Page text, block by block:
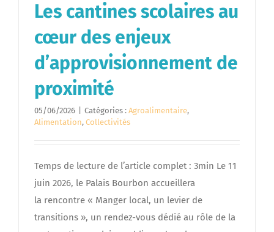
Les cantines scolaires au
cœur des enjeux
d’approvisionnement de
proximité
05/06/2026 Catégories : Agroalimentaire,
Alimentation, Collectivités
Temps de lecture de l’article complet : 3min Le 11
juin 2026, le Palais Bourbon accueillera
la rencontre « Manger local, un levier de
transitions », un rendez-vous dédié au rôle de la